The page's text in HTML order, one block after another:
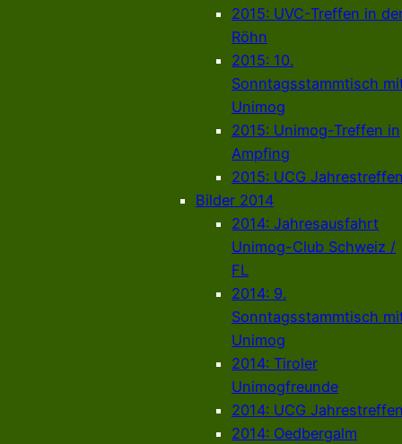
2015: UVC-Treffen in
Röhn
2015: 10.
Sonntagsstammtisch
Unimog
2015: Unimog-Treffen in
Ampfing
2015: UCG
Bilder 2014
2014: Jahresausfahrt
Unimog-Club Schweiz /
FL
2014: 9.
Sonntagsstammtisch
Unimog
2014: Tiroler
Unimogfreunde
2014: UCG
2014: Oedbergalm